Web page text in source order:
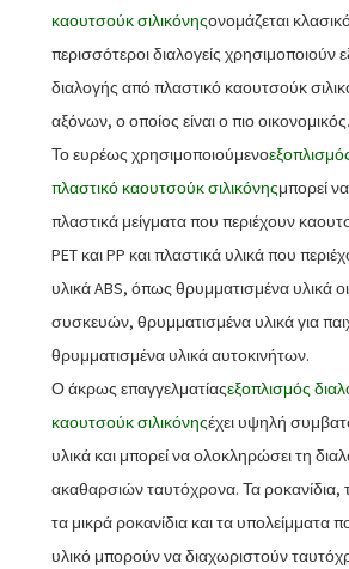
καουτσούκ σιλικόνηςονομάζεται
περισσότεροι διαλογείς χρησιμοποιούν
διαλογής από πλαστικό καουτσούκ
αξόνων, ο οποίος είναι ο πιο οικονομικός.
Το ευρέως χρησιμοποιούμενο
πλαστικό καουτσούκ σιλικόνηςμπορεί
πλαστικά μείγματα που περιέχουν
PET και PP και πλαστικά υλικά που
υλικά ABS, όπως θρυμματισμένα υλικά
συσκευών, θρυμματισμένα υλικά για
θρυμματισμένα υλικά αυτοκινήτων.
Ο άκρως επαγγελματίαςεξοπλισμός
καουτσούκ σιλικόνηςέχει υψηλή
υλικά και μπορεί να ολοκληρώσει τη
ακαθαρσιών ταυτόχρονα. Τα ροκανίδια,
τα μικρά ροκανίδια και τα υπολείμματα
υλικό μπορούν να διαχωριστούν